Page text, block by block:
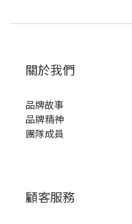
關於我們
品牌故事
品牌精神
團隊成員
顧客服務